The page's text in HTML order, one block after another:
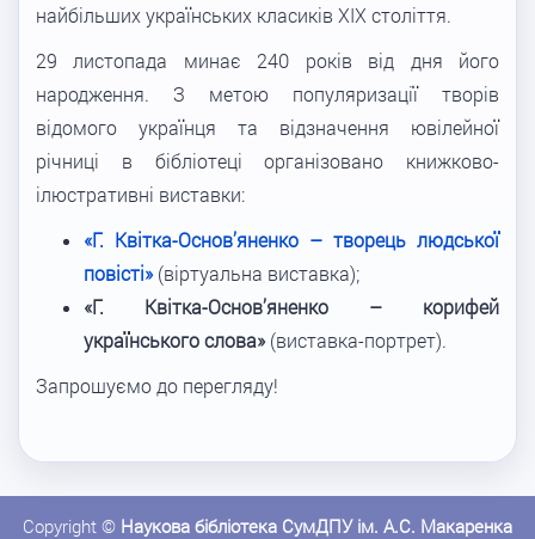
найбільших українських класиків XIX століття.
29 листопада минає 240 років від дня його
народження. З метою популяризації творів
відомого українця та відзначення ювілейної
річниці в бібліотеці організовано книжково-
ілюстративні виставки:
«Г. Квітка-Основ’яненко – творець людської
повісті»(віртуальна виставка);
«Г. Квітка-Основ’яненко – корифей
українського слова»(виставка-портрет).
Запрошуємо до перегляду!
Copyright © Наукова бібліотека СумДПУ ім. А.С. Макаренка